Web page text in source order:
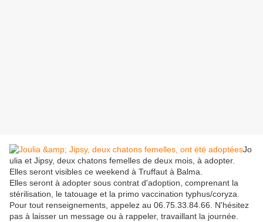
Jo
ulia et Jipsy, deux chatons femelles de deux mois, à adopter.
Elles seront visibles ce weekend à Truffaut à Balma.
Elles seront à adopter sous contrat d'adoption, comprenant la
stérilisation, le tatouage et la primo vaccination typhus/coryza.
Pour tout renseignements, appelez au 06.75.33.84.66. N'hésitez
pas à laisser un message ou à rappeler, travaillant la journée.